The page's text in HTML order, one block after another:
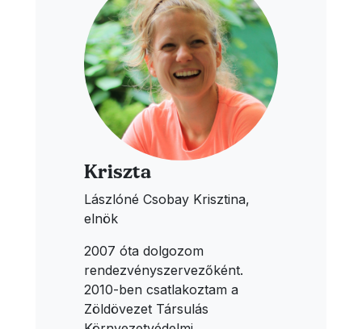
Kriszta
Lászlóné Csobay Krisztina,
elnök
2007 óta dolgozom
rendezvényszervezőként.
2010-ben csatlakoztam a
Zöldövezet Társulás